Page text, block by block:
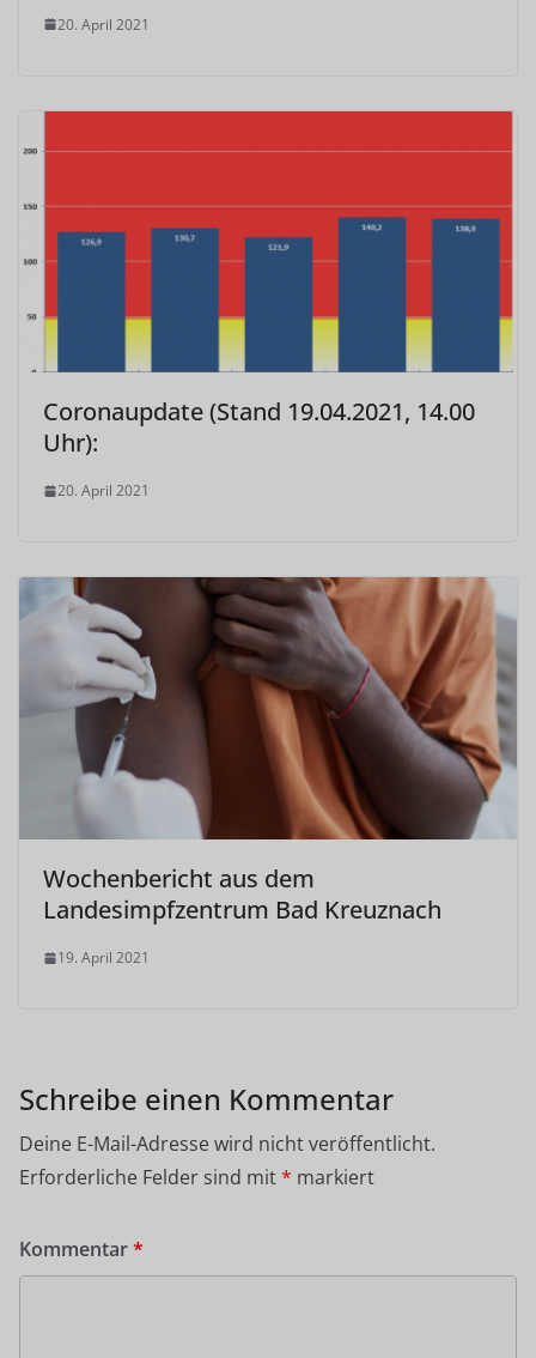
20. April 2021
Coronaupdate (Stand 19.04.2021, 14.00
Uhr):
20. April 2021
Wochenbericht aus dem
Landesimpfzentrum Bad Kreuznach
19. April 2021
Schreibe einen Kommentar
Deine E-Mail-Adresse wird nicht veröffentlicht.
Erforderliche Felder sind mit* markiert
Kommentar*